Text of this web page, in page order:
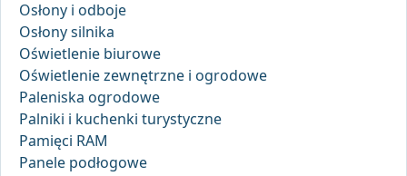
Osłony i odboje
Osłony silnika
Oświetlenie biurowe
Oświetlenie zewnętrzne i ogrodowe
Paleniska ogrodowe
Palniki i kuchenki turystyczne
Pamięci RAM
Panele podłogowe